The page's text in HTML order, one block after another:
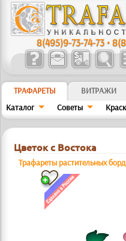
8(495)9-73-74-73 •
ТРАФАРЕТЫ ВИТРАЖИ
Каталог
Советы
Цветок с Востока
Трафареты растительных